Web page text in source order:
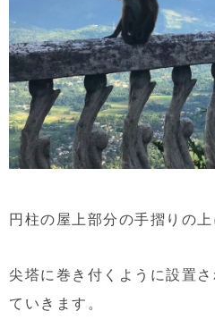
円柱の屋上部分の手摺りの上
尖塔に巻き付くように設置
ていきます。